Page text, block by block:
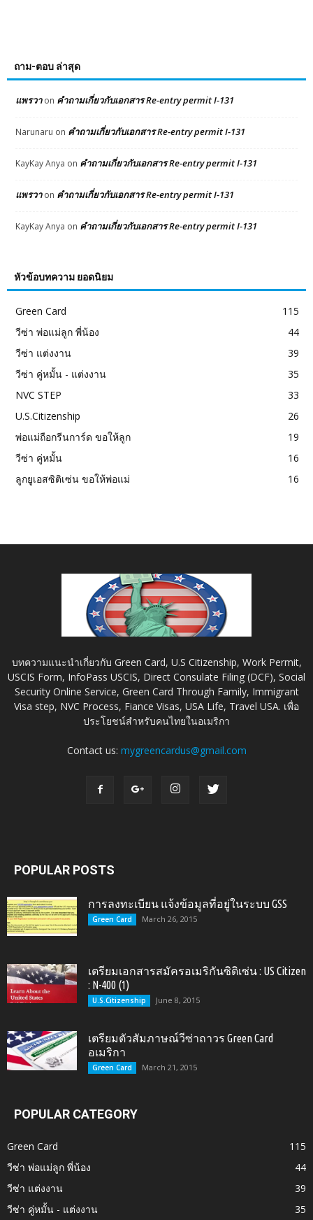
ถาม-ตอบ ล่าสุด
แพรวาon คำถามเกี่ยวกับเอกสาร Re-entry permit I-131
Narunaru on คำถามเกี่ยวกับเอกสาร Re-entry permit I-131
KayKay Anya on คำถามเกี่ยวกับเอกสาร Re-entry permit I-131
แพรวาon คำถามเกี่ยวกับเอกสาร Re-entry permit I-131
KayKay Anya on คำถามเกี่ยวกับเอกสาร Re-entry permit I-131
หัวข้อบทความ ยอดนิยม
Green Card
115
วีซ่า พ่อแม่ลูก พี่น้อง
44
วีซ่า แต่งงาน
39
วีซ่า คู่หมั้น - แต่งงาน
35
NVC STEP
33
U.S.Citizenship
26
พ่อแม่ถือกรีนการ์ด ขอให้ลูก
19
วีซ่า คู่หมั้น
16
ลูกยูเอสซิติเซ่น ขอให้พ่อแม่
16
บทความแนะนำเกี่ยวกับ Green Card, U.S Citizenship, Work Permit,
USCIS Form, InfoPass USCIS, Direct Consulate Filing (DCF), Social
Security Online Service, Green Card Through Family, Immigrant
Visa step, NVC Process, Fiance Visas, USA Life, Travel USA. เพื่อ
ประโยชน์สำหรับคนไทยในอเมริกา
Contact us: mygreencardus@gmail.com
POPULAR POSTS
การลงทะเบียน แจ้งข้อมูลที่อยู่ในระบบ GSS
Green Card March 26, 2015
เตรียมเอกสารสมัครอเมริกันซิติเซ่น : US Citizen
: N-400 (1)
U.S.Citizenship June 8, 2015
เตรียมตัวสัมภาษณ์วีซ่าถาวร Green Card
อเมริกา
Green Card March 21, 2015
POPULAR CATEGORY
Green Card
115
วีซ่า พ่อแม่ลูก พี่น้อง
44
วีซ่า แต่งงาน
39
วีซ่า คู่หมั้น - แต่งงาน
35